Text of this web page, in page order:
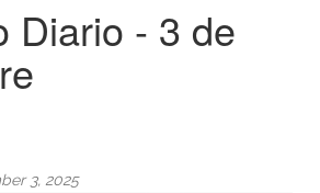
Diario - 3 de
3, 2025